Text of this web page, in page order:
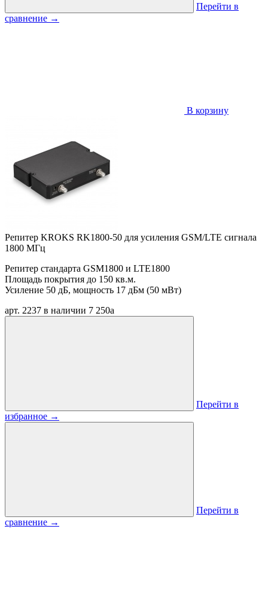
Перейти в
сравнение →
В корзину
Репитер KROKS RK1800-50 для усиления GSM/LTE сигнала
1800 МГц
Репитер стандарта GSM1800 и LTE1800
Площадь покрытия до 150 кв.м.
Усиление 50 дБ, мощность 17 дБм (50 мВт)
арт. 2237 в наличии 7 250a
Перейти в
избранное →
Перейти в
сравнение →